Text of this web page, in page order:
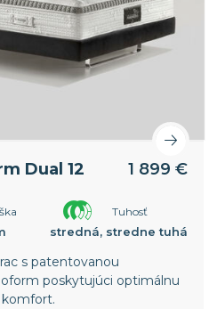
Dual 12 1 899 €
Tuhosť
stredná, stredne tuhá
s patentovanou
poskytujúci optimálnu